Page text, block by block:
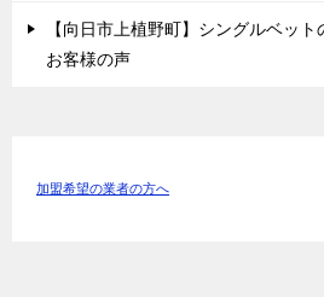
【向日市上植野町】シングルベッ
お客様の声
加盟希望の業者の方へ